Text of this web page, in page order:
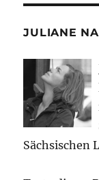
JULIANE
Sächsischen